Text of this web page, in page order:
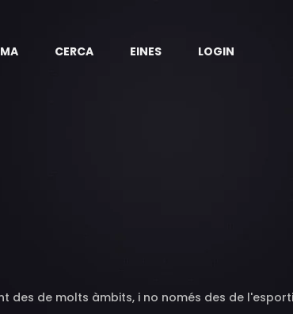
CERCA EINES LOGIN
des de molts àmbits, i no només des de